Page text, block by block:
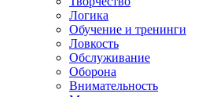
Логика
Обучение и тренинги
Ловкость
Обслуживание
Оборона
Внимательность